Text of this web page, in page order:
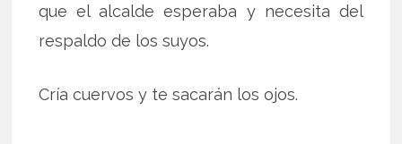
que el alcalde esperaba y necesita del
respaldo de los suyos.
Cría cuervos y te sacarán los ojos.